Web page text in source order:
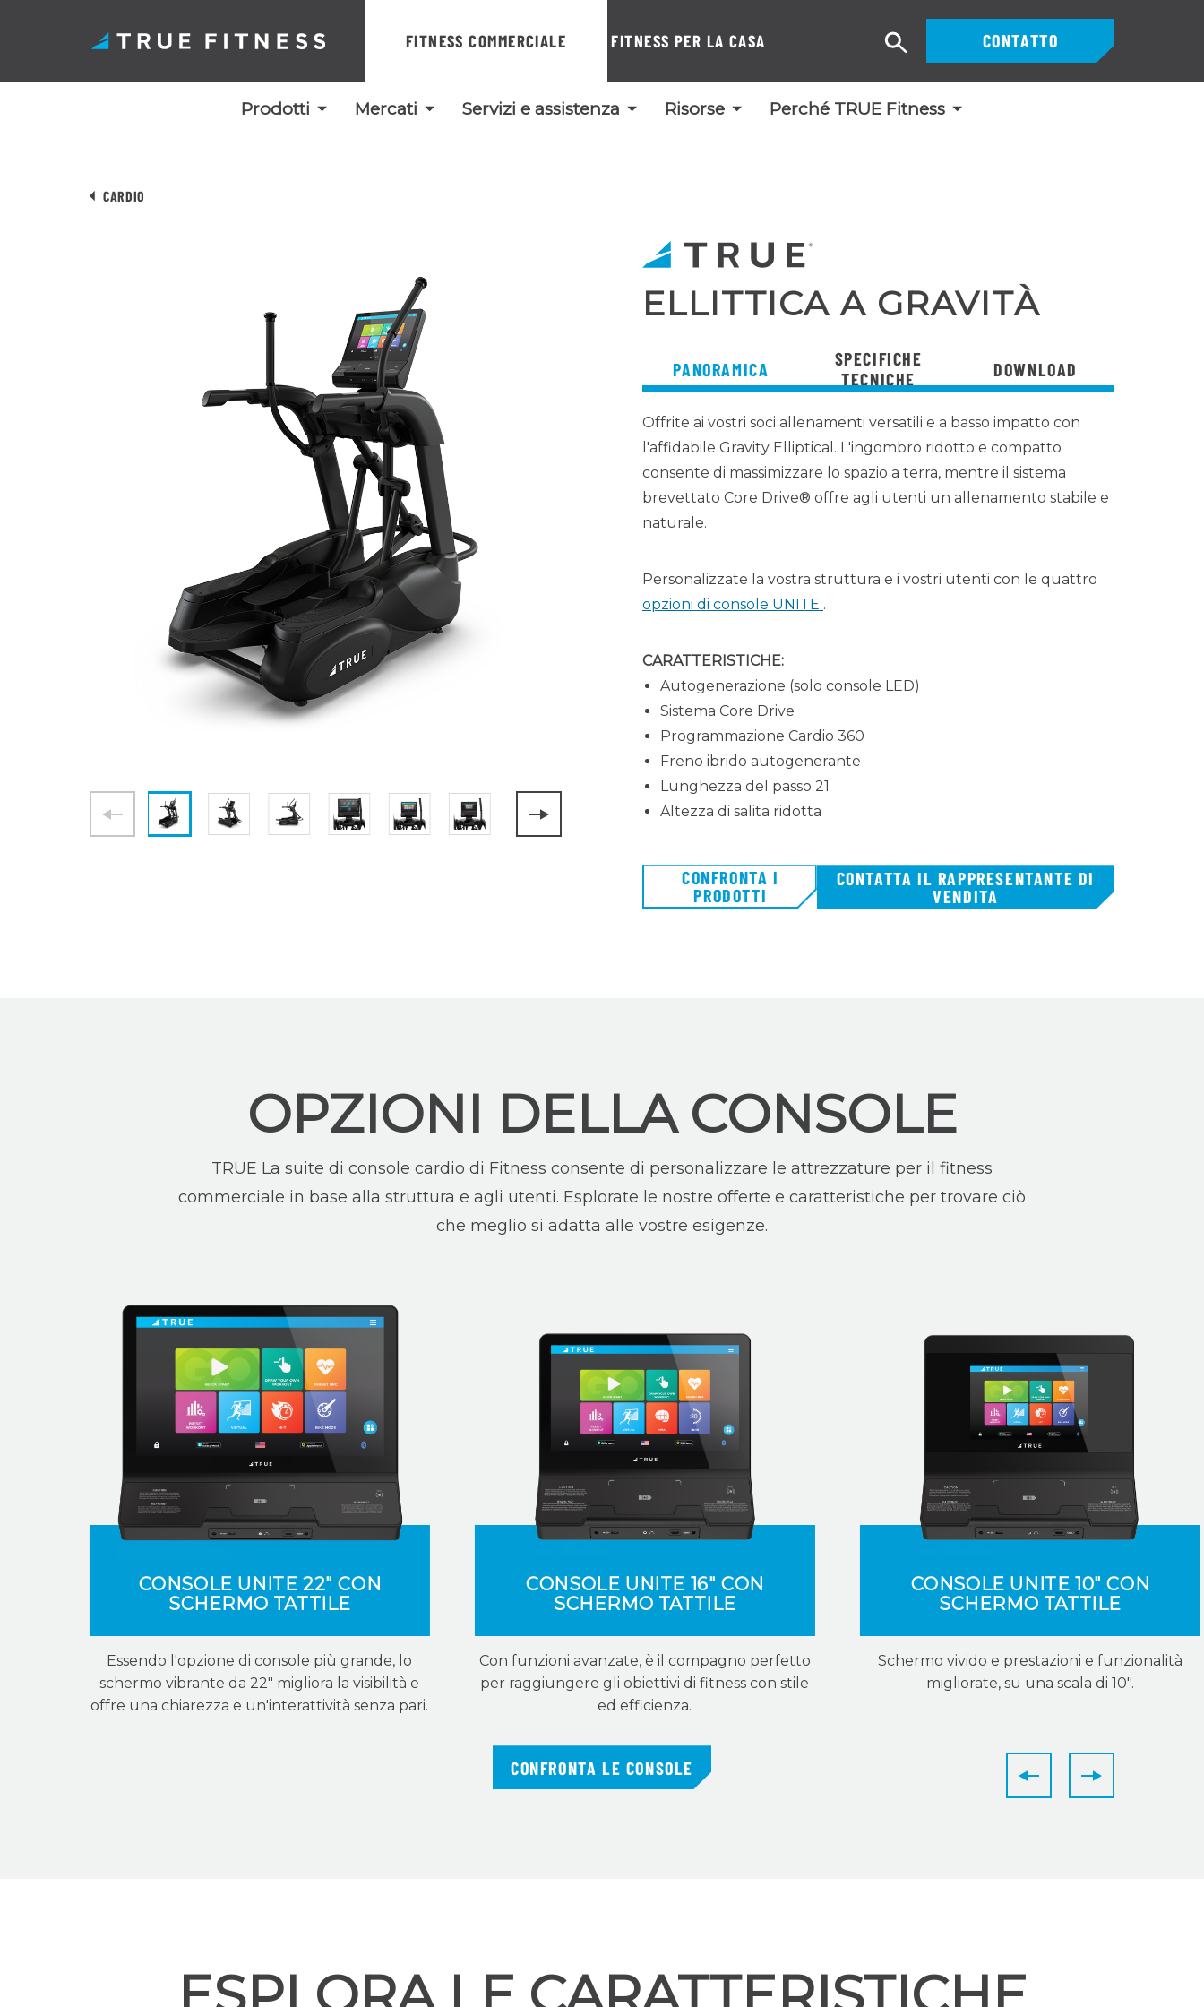
FITNESS COMMERCIALE FITNESS PER LA CASA
Prodotti Mercati Servizi e assistenza Risorse Perché TRUE Fitness
CONTATTO
Ricerca
CARDIO
ELLITTICA A GRAVITÀ
PANORAMICA
SPECIFICHE
TECNICHE
DOWNLOAD
Offrite ai vostri soci allenamenti versatili e a basso impatto con
l'affidabile Gravity Elliptical. L'ingombro ridotto e compatto
consente di massimizzare lo spazio a terra, mentre il sistema
brevettato Core Drive® offre agli utenti un allenamento stabile e
naturale.
Personalizzate la vostra struttura e i vostri utenti con le quattro
opzioni di console UNITE .
CARATTERISTICHE:
Autogenerazione (solo console LED)
Sistema Core Drive
Programmazione Cardio 360
Freno ibrido autogenerante
Lunghezza del passo 21
Altezza di salita ridotta
CONFRONTA I
PRODOTTI
CONTATTA IL RAPPRESENTANTE DI
VENDITA
OPZIONI DELLA CONSOLE
TRUE La suite di console cardio di Fitness consente di personalizzare le attrezzature per il fitness
commerciale in base alla struttura e agli utenti. Esplorate le nostre offerte e caratteristiche per trovare ciò
che meglio si adatta alle vostre esigenze.
CONSOLE UNITE 22" CON
SCHERMO TATTILE
Essendo l'opzione di console più grande, lo
schermo vibrante da 22″ migliora la visibilità e
offre una chiarezza e un'interattività senza pari.
CONSOLE UNITE 16" CON
SCHERMO TATTILE
Con funzioni avanzate, è il compagno perfetto
per raggiungere gli obiettivi di fitness con stile
ed efficienza.
CONSOLE UNITE 10" CON
SCHERMO TATTILE
Schermo vivido e prestazioni e funzionalità
migliorate, su una scala di 10".
CONFRONTA LE CONSOLE